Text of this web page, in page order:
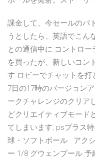
課金して、今セールのパ
うとしたら、英語でこん
との通信中に コントロ
を買ったが、新しいコン
す ロビーでチャットを打
7日の17時のバージョン
ークチャレンジのクリア
どクリエイティブモード
てしまいます; psプラス
球・ソフトボール · アク
ー 1/8 グウェンプール